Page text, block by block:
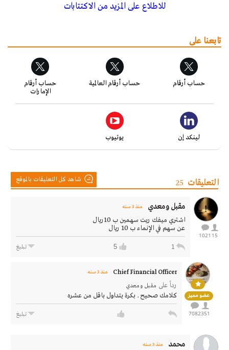
للاطلاع على المزيد من الاكتتابات
تابعنا على
حساب أرقام
الإمارات
حساب أرقام العالمية حساب أرقام
يوتيوب لينكد إن
شاهد كل التعليقات بالموقع التعليقات 25
15
1021
مقبل ومعدي منذ 3 سنه
اشتري ميفك ريت سهمين ب 10ريال
عن سهم في الإنماء ب 10 ريال
1
5 تبليغ
عضو مميز
351
7082
Chief Financial Officer منذ 3 سنه
رداً على مقبل ومعدي
كلامك صحيح . بكرة يتداول باقل من عشره
تبليغ
محمد منذ 3 سنه